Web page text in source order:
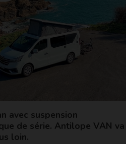
avec suspension
de série. Antilope VAN va
loin.